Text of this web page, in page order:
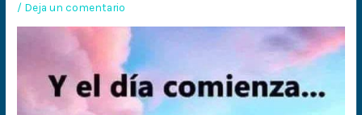
/ Deja un comentario